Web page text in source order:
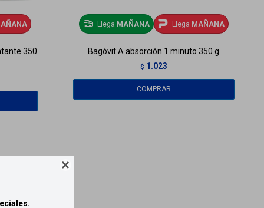

350
Llega MAÑANA Llega MAÑANA
Bagóvit A absorción 1 minuto 350 g
$ 1.023